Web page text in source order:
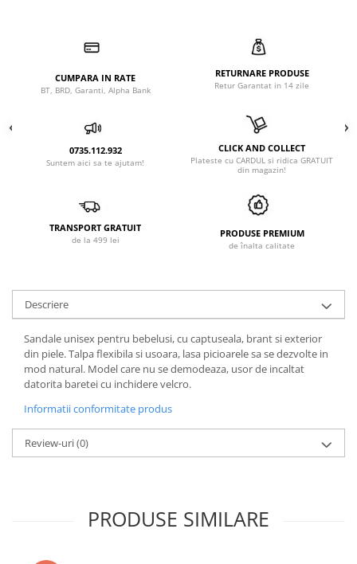
CUMPARA IN RATE
BT, BRD, Garanti, Alpha Bank
RETURNARE PRODUSE
Retur Garantat in 14 zile
0735.112.932
Suntem aici sa te ajutam!
CLICK AND COLLECT
Plateste cu CARDUL si ridica GRATUIT
din magazin!
TRANSPORT GRATUIT
de la 499 lei
PRODUSE PREMIUM
de înalta calitate
Descriere
Sandale unisex pentru bebelusi, cu captuseala, brant si exterior
din piele. Talpa flexibila si usoara, lasa picioarele sa se dezvolte in
mod natural. Model care nu se demodeaza, usor de incaltat
datorita baretei cu inchidere velcro.
Informatii conformitate produs
Review-uri(0)
PRODUSE SIMILARE